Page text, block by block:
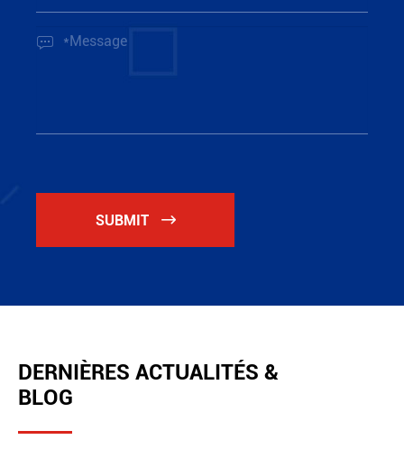

SUBMIT 
DERNIÈRES ACTUALITÉS &
BLOG